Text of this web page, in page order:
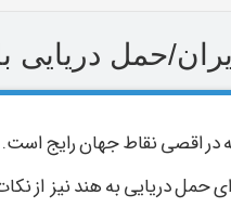
حمل دریایی
در اقصی نقاط جهان رایج
حمل دریایی به هند نیز از